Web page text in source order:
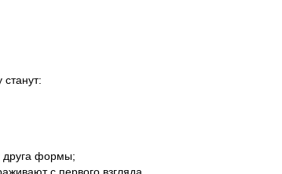
друга формы;